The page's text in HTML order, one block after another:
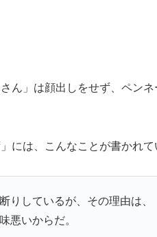
ん」は顔出しをせず、ペン
には、こんなことが書かれて
りしているが、その理由は、
悪いからだ。